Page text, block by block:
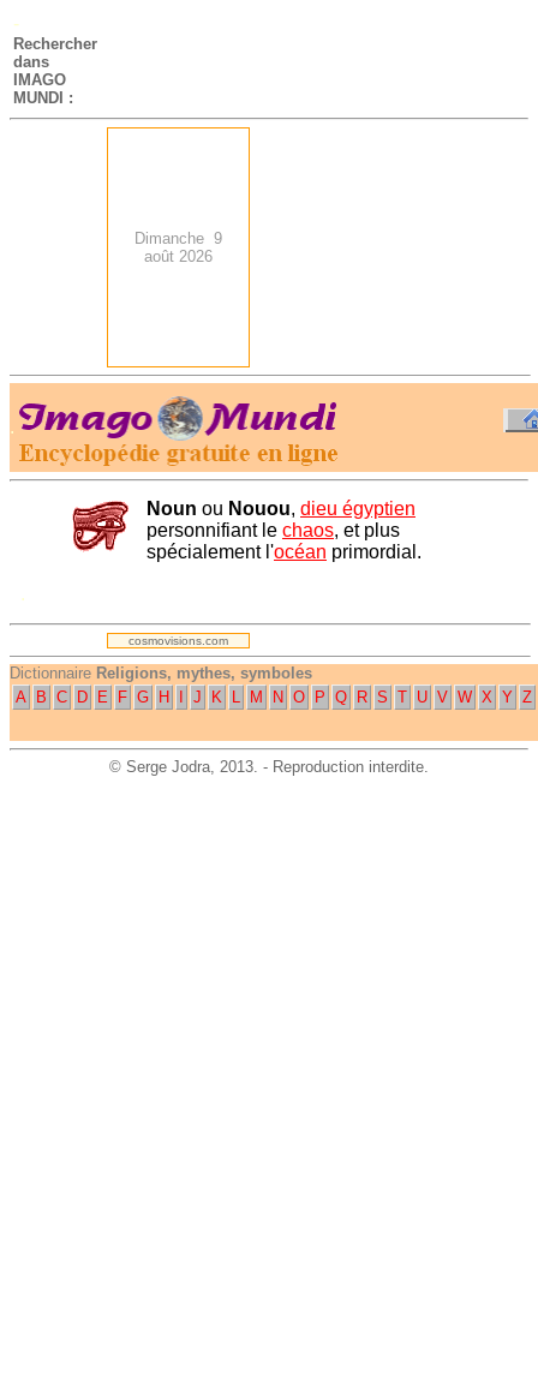
-
Rechercher
dans
IMAGO
MUNDI :
Dimanche 9
août 2026
.
Noun ou Nouou, dieu égyptien
personnifiant le chaos, et plus
spécialement l'océan primordial.
.
cosmovisions.com
Dictionnaire Religions, mythes, symboles
A
B C D E F G H J K L M N O P Q R S T U V W X Y Z
© Serge Jodra, 2013. - Reproduction interdite.